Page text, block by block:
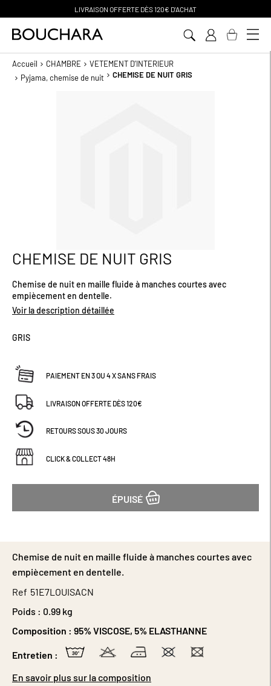
LIVRAISON OFFERTE DÈS 120€ D'ACHAT
Accueil CHAMBRE
VETEMENT D'INTERIEUR
Pyjama, chemise de nuit
CHEMISE DE NUIT GRIS
Passer
au
de
la
Galerie
CHEMISE DE NUIT GRIS
Chemise de nuit en maille fluide à manches courtes avec
empiècement en dentelle.
Voir la description détaillée
GRIS
PAIEMENT EN 3 OU 4 X SANS FRAIS
LIVRAISON OFFERTE DÈS 120€
RETOURS SOUS 30 JOURS
CLICK & COLLECT 48H
ÉPUISÉ
Chemise de nuit en maille fluide à manches courtes avec
empiècement en dentelle.
Ref 51E7LOUISACN
Poids : 0.99 kg
Composition : 95% VISCOSE, 5% ELASTHANNE
Entretien :
En savoir plus sur la composition